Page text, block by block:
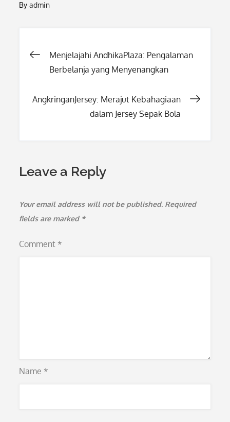
Byadmin
Post
Menjelajahi AndhikaPlaza: Pengalaman
Berbelanja yang Menyenangkan
AngkringanJersey: Merajut Kebahagiaan
dalam Jersey Sepak Bola
Leave a Reply
Your email address will not be published. Required
fields are marked *
Comment *
Name *